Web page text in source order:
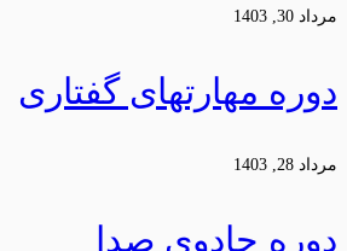
مرداد 30, 1403
دوره مهارتهای گفتاری
مرداد 28, 1403
دوره جادوی صدا